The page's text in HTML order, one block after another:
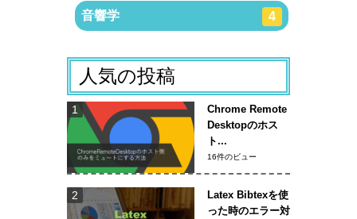
音響学 4
人気の投稿
Chrome Remote
Desktopのホス
ト...
16件のビュー
Latex Bibtexを使
った時のエラー対